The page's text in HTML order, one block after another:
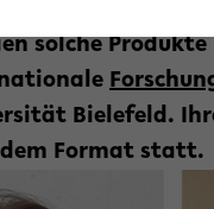
solche
Bielefeld.
Format statt.